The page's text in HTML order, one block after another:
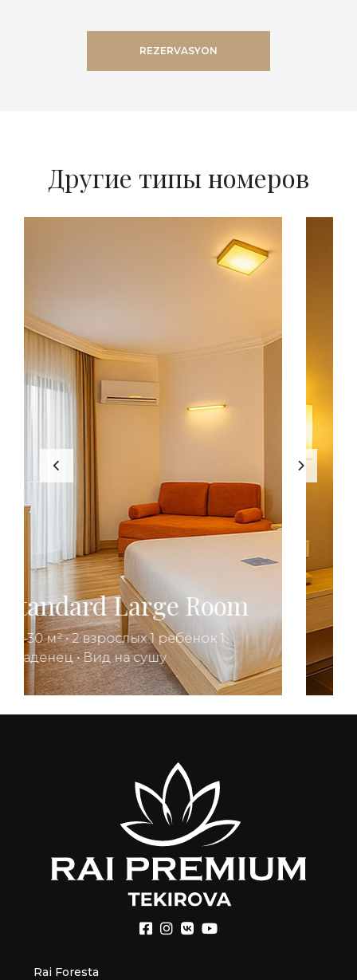
REZERVASYON
Другие типы номеров
Standard Side Sea
View Room
20–22 м² • 2 взрослых 1 ребёнок •
Вид на море
Rai Foresta